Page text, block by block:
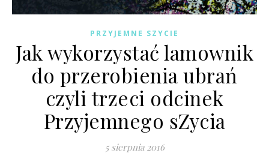
PRZYJEMNE SZYCIE
Jak wykorzystać lamownik
do przerobienia ubrań
czyli trzeci odcinek
Przyjemnego sZycia
5 sierpnia 2016